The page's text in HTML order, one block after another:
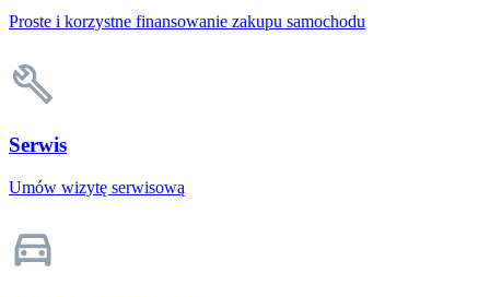
Proste i korzystne finansowanie zakupu samochodu
Serwis
Umów wizytę serwisową